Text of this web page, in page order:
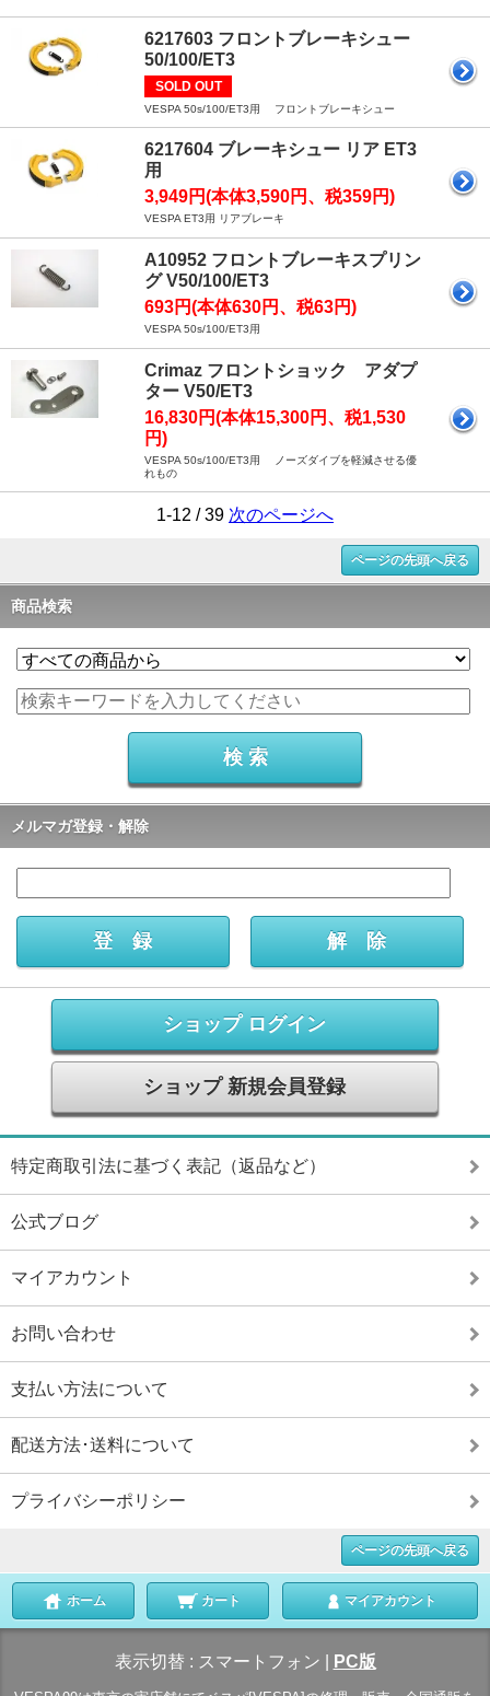
6217603 フロントブレーキシュー
50/100/ET3
SOLD OUT
VESPA 50s/100/ET3用 フロントブレーキシュー
6217604 ブレーキシュー リア ET3
用
3,949円(本体3,590円、税359円)
VESPA ET3用 リアブレーキ
A10952 フロントブレーキスプリン
グ V50/100/ET3
693円(本体630円、税63円)
VESPA 50s/100/ET3用
Crimaz フロントショック アダプ
ター V50/ET3
16,830円(本体15,300円、税1,530
円)
VESPA 50s/100/ET3用 ノーズダイブを軽減させる優
れもの
1-12 / 39 次のページへ
ページの先頭へ戻る
商品検索
メルマガ登録・解除
ショップ ログイン
ショップ 新規会員登録
特定商取引法に基づく表記（返品など）
公式ブログ
マイアカウント
お問い合わせ
支払い方法について
配送方法･送料について
プライバシーポリシー
ページの先頭へ戻る
ホーム カート マイアカウント
表示切替 : スマートフォン PC版